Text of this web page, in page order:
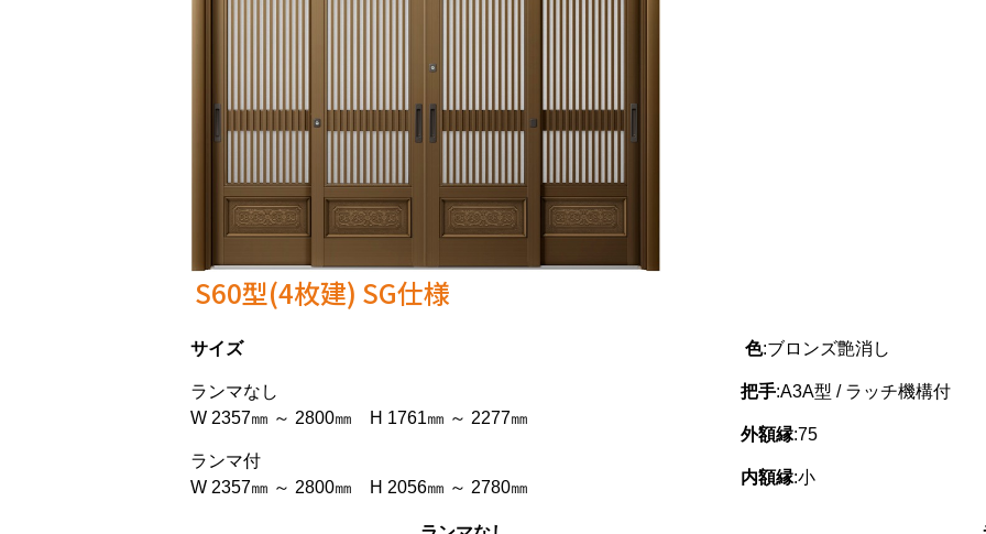
S60型(4枚建) SG仕様
サイズ
ランマなし
W 2357㎜ ～ 2800㎜ H 1761㎜ ～ 2277㎜
ランマ付
W 2357㎜ ～ 2800㎜ H 2056㎜ ～ 2780㎜
色:ブロンズ艶消し
把手:A3A型 / ラッチ機構付
外額縁:75
内額縁:小